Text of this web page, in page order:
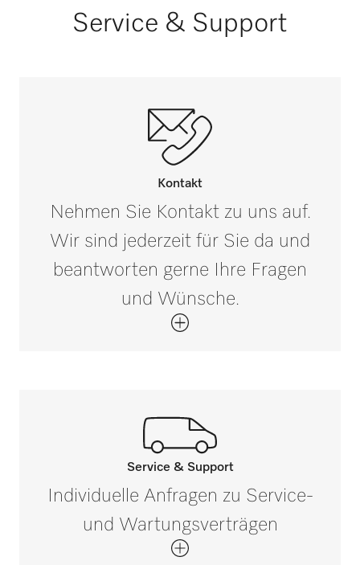
Service & Support
Kontakt
Nehmen Sie Kontakt zu uns auf.
Wir sind jederzeit für Sie da und
beantworten gerne Ihre Fragen
und Wünsche.
Rufen Sie unsere Experten an.
Wenn Sie Fragen haben oder weitere
Informationen benötigen, kontaktieren Sie
uns bitte unter 0848 551 670.
Service & Support
Individuelle Anfragen zu Service-
und Wartungsverträgen